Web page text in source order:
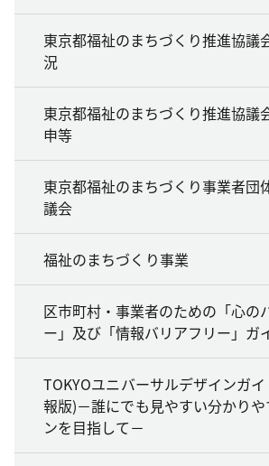
東京都福祉のまちづくり推進協
況
東京都福祉のまちづくり推進協
申等
東京都福祉のまちづくり事業者団
議会
福祉のまちづくり事業
区市町村・事業者のための「心の
ー」及び「情報バリアフリー」ガ
TOKYOユニバーサルデザインガ
報版)－誰にでも見やすい分かり
ンを目指して－